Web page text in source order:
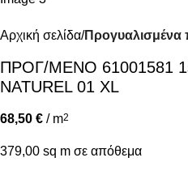
Αρχική σελίδα Προγυαλισμένα
ΠΡΟΓ/ΜΕΝΟ 61001581
NATUREL 01 XL
68,50 € / m2
379,00 sq m σε απόθεμα